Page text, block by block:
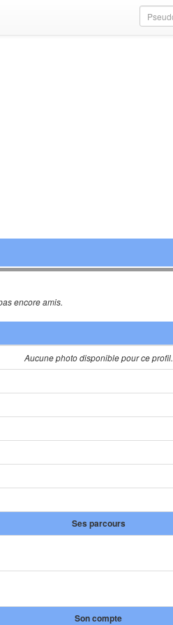
encore amis.
Aucune photo disponible pour ce profil.
Ses parcours
Son compte